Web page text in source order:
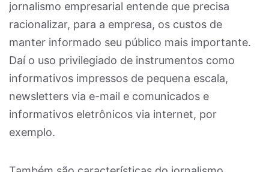
jornalismo empresarial entende que precisa
racionalizar, para a empresa, os custos de
manter informado seu público mais importante.
Daí o uso privilegiado de instrumentos como
informativos impressos de pequena escala,
newsletters via e-mail e comunicados e
informativos eletrônicos via internet, por
exemplo.